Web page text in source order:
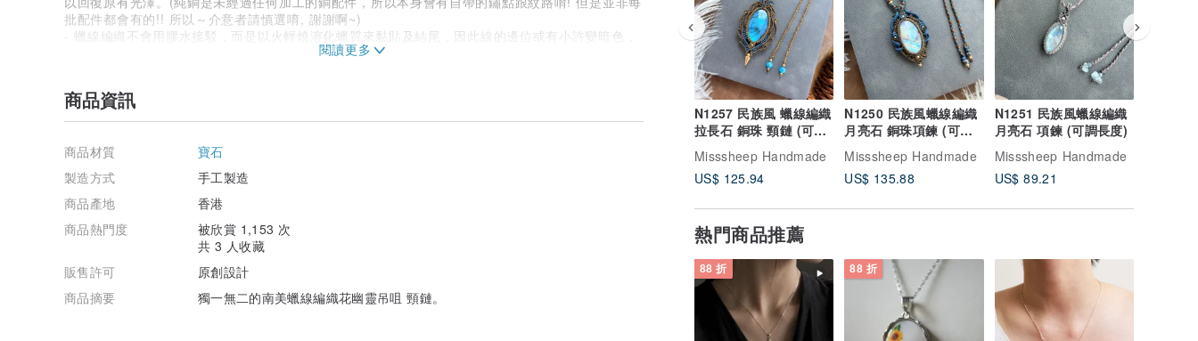
N1257 民族風 蠟線編織
拉長石 銅珠 頸鏈 (可調
長度)
Misssheep Handmade
US$ 125.94
N1250 民族風蠟線編織
月亮石 銅珠項鍊 (可調
長度)
Misssheep Handmade
US$ 135.88
N1251 民族風蠟線編織
月亮石 項鍊 (可調長度)
Misssheep Handmade
US$ 89.21
熱門商品推薦
88 折 88 折
批配件都會有的!! 所以～介意者請慎選唷, 謝謝啊~)
- 蠟線編織不會用膠水接駁，而是以火輕燒溶化蠟質來黏貼及結尾，因此線的邊位或有小許變暗色，
[關於寄送]
香港的客戶統一以順豐快遞發貨(運費到付)。
貨件將送到訂單的預設地址，如需要送去順豐站/ 智能櫃/ 便利店等地址，請於下單時留言備註，謝
謝。
順豐站地址:
www.sf-express.com/hk/tc/dynamic_fu...
www.sf-express.com/hk/tc/dynamic_fu...
台灣 / 澳門 / 中國大陸 / 日本 / 泰國 / 新加坡 / 馬來西亞 地區
可選用[香港郵政] 或 [順豐快遞(運費到付)]
商品資訊
商品材質
寶石
製造方式
手工製造
商品產地
香港
商品熱門度
被欣賞 1,153 次
共 3 人收藏
販售許可
原創設計
商品摘要
獨一無二的南美蠟線編織花幽靈吊咀 頸鏈。